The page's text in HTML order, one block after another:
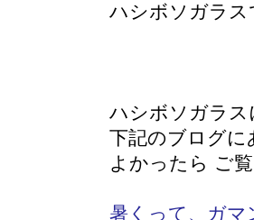
ハシボソガラス
ハシボソガラ
下記のブログに
よかったら ご
暑くって、ガマ